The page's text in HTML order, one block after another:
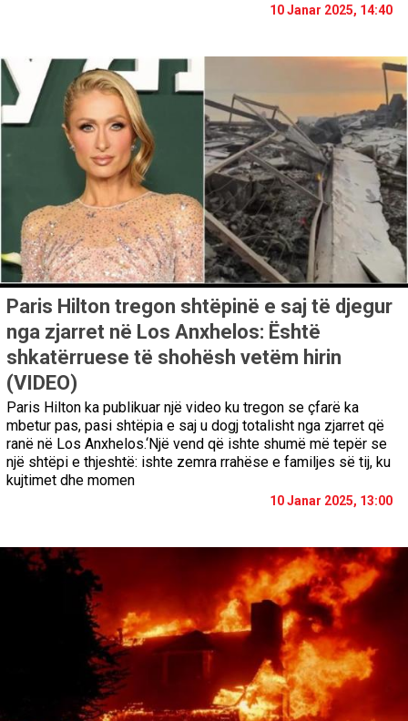
10 Janar 2025, 14:40
Paris Hilton tregon shtëpinë e saj të djegur
nga zjarret në Los Anxhelos: Është
shkatërruese të shohësh vetëm hirin
(VIDEO)
Paris Hilton ka publikuar një video ku tregon se çfarë ka
mbetur pas, pasi shtëpia e saj u dogj totalisht nga zjarret që
ranë në Los Anxhelos.‘Një vend që ishte shumë më tepër se
një shtëpi e thjeshtë: ishte zemra rrahëse e familjes së tij, ku
kujtimet dhe momen
10 Janar 2025, 13:00